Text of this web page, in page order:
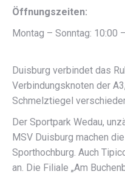
Öffnungszeiten:
Montag – Sonntag: 10:00
Duisburg verbindet das
Verbindungsknoten der
Schmelztiegel
Der Sportpark Wedau,
MSV Duisburg machen
Sporthochburg. Auch
an. Die Filiale „Am